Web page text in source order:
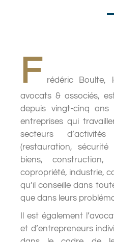
F
rédéric Boulte,
avocats & associés,
depuis vingt-cinq
entreprises qui
secteurs
(restauration,
biens, construction,
copropriété, industrie,
qu’il conseille dans
que dans leurs
Il est également
et d’entrepreneurs